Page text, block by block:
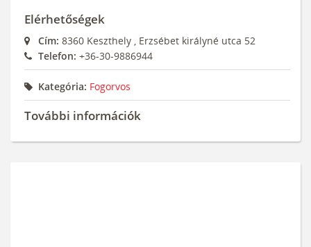
Elérhetőségek
Cím: 8360 Keszthely , Erzsébet királyné utca 52
Telefon: +36-30-9886944
Kategória: Fogorvos
További információk